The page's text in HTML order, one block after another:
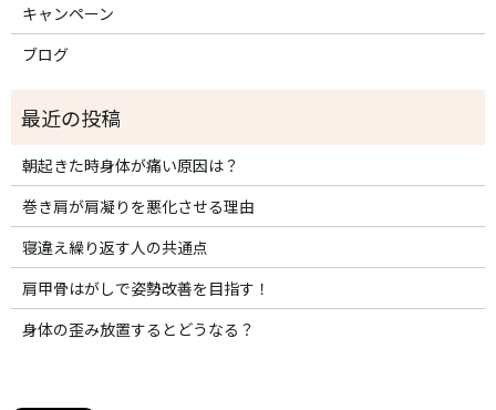
キャンペーン
ブログ
朝起きた時身体が痛い原因は？
巻き肩が肩凝りを悪化させる理由
寝違え繰り返す人の共通点
肩甲骨はがしで姿勢改善を目指す！
身体の歪み放置するとどうなる？